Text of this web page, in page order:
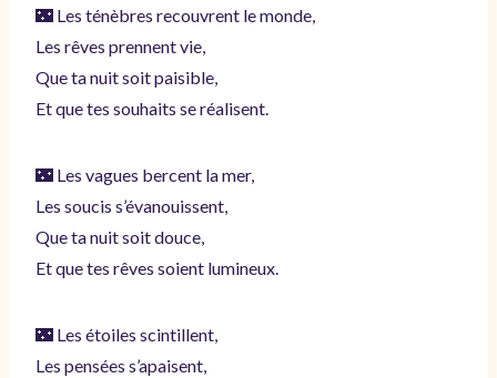
🌃 Les ténèbres recouvrent le monde,
Les rêves prennent vie,
Que ta nuit soit paisible,
Et que tes souhaits se réalisent.
🌃 Les vagues bercent la mer,
Les soucis s’évanouissent,
Que ta nuit soit douce,
Et que tes rêves soient lumineux.
🌃 Les étoiles scintillent,
Les pensées s’apaisent,